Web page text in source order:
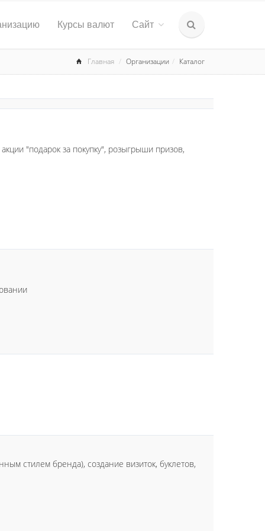
Курсы валют Сайт
Главная Организации Каталог
"подарок за покупку", розыгрыши призов,
стилем бренда), создание визиток, буклетов,